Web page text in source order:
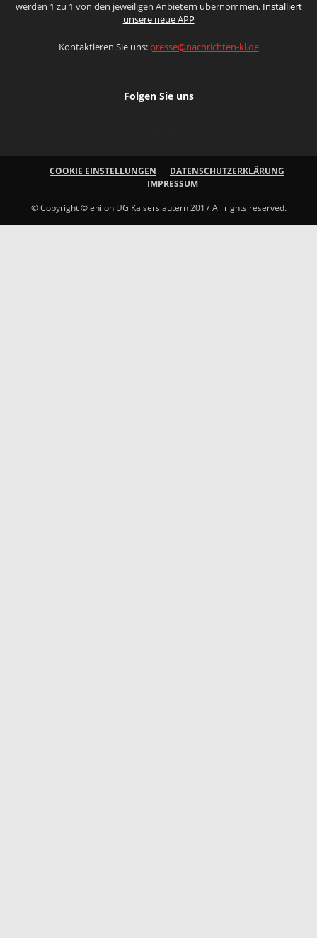
werden 1 zu 1 von den jeweiligen Anbietern übernommen. Installiert
unsere neue APP
Kontaktieren Sie uns: presse@nachrichten-kl.de
Folgen Sie uns
COOKIE EINSTELLUNGEN
DATENSCHUTZERKLÄRUNG
IMPRESSUM
© Copyright © enilon UG Kaiserslautern 2017 All rights reserved.